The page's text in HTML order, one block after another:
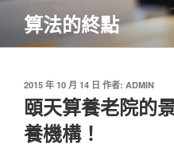
主
算法的終點
發
佈
於
2015 年 10 月 14 日 作者: ADMIN
頤天算養老院的
養機構！